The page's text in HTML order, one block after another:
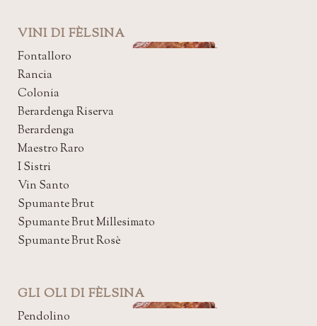
VINI DI FÈLSINA
Fontalloro
Rancia
Colonia
Berardenga Riserva
Berardenga
Maestro Raro
I Sistri
Vin Santo
Spumante Brut
Spumante Brut Millesimato
Spumante Brut Rosè
GLI OLI DI FÈLSINA
Pendolino